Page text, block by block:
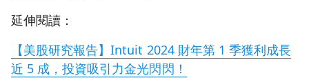
延伸閱讀：
【美股研究報告】Intuit 2024 財年第 1 季獲利成長
近 5 成，投資吸引力金光閃閃！